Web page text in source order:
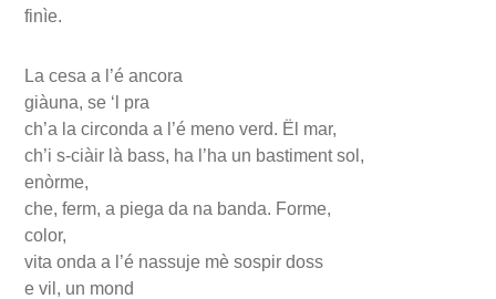
finìe.
La cesa a l’é ancora
giàuna, se ‘l pra
ch’a la circonda a l’é meno verd. Ël mar,
ch’i s-ciàir là bass, ha l’ha un bastiment sol,
enòrme,
che, ferm, a piega da na banda. Forme,
color,
vita onda a l’é nassuje mè sospir doss
e vil, un mond